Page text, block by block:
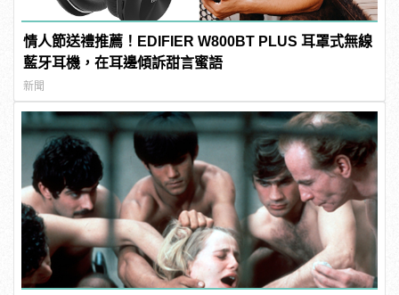
情人節送禮推薦！EDIFIER W800BT PLUS 耳罩式無線
藍牙耳機，在耳邊傾訴甜言蜜語
新聞